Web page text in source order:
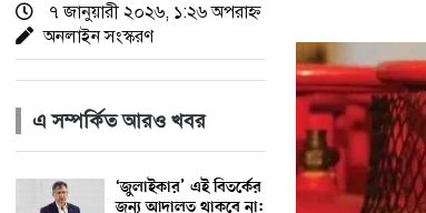
৭ জানুয়ারী ২০২৬, ১:২৬ অপরাহ্ন
অনলাইন সংস্করণ
এ সম্পর্কিত আরও খবর
‘জুলাইকার’ এই বিতর্কের
জন্য আদালত থাকবে না: